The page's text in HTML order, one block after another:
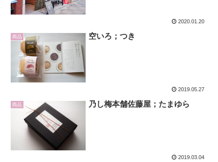
2020.01.20
商品 空いろ；つき
2019.05.27
商品 乃し梅本舗佐藤屋；たまゆら
2019.03.04